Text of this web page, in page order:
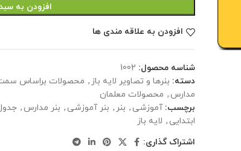
افزودن به
افزودن به علاقه مندی ها
شناسه محصول: 1002
دسته: بنرها و تصاویر لایه باز , محصولات براساس
مدارس , محصولات معلمان
برچسب: آموزشی , بنر , بنر آموزشی , بنر مدارس ,
ابتدایی , لایه باز
اشتراک گذاری: